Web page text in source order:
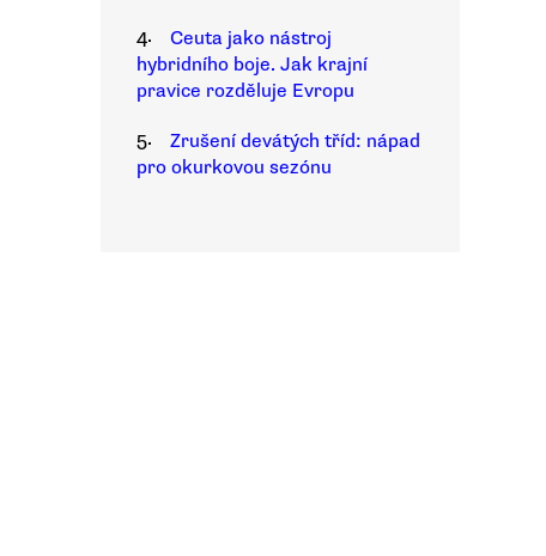
4.
Ceuta jako nástroj
hybridního boje. Jak krajní
pravice rozděluje Evropu
5.
Zrušení devátých tříd: nápad
pro okurkovou sezónu